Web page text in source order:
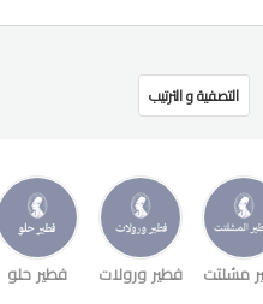
التصفية و الترتيب
مشلتت فطير ورولات فطير حلو